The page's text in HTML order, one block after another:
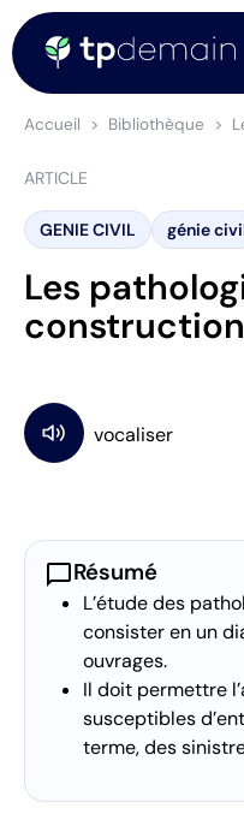
Accueil Bibliothèque
ARTICLE
GENIE CIVIL génie
Les
construction
chat_bubbleRésumé
L’étude des
consister en un
ouvrages.
Il doit permettre
susceptibles
terme, des